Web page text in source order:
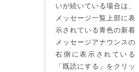
いが続いている場合は、
メッセージ一覧上部に表
示されている青色の新着
メッセージアナウンスの
右側に表示されている
「既読にする」をクリッ